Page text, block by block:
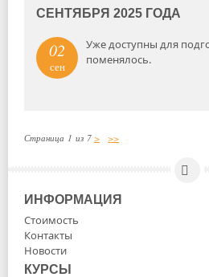
СЕНТЯБРЯ 2025 ГОДА
02
сен
Уже доступны для
поменялось.
Страница 1 из 7 > >>
ИНФОРМАЦИЯ
Стоимость
Контакты
Новости
КУРСЫ